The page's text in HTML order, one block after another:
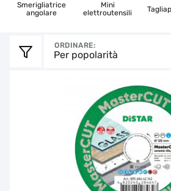
Smerigliatrice
angolare
Mini
elettroutensili
ORDINARE:
Per popolarità